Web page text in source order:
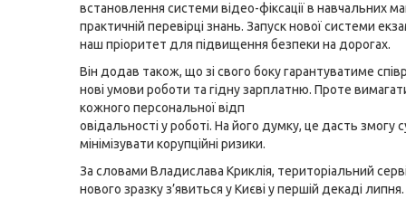
встановлення системи відео-фіксації в навчальних
практичній перевірці знань. Запуск нової системи
наш пріоритет для підвищення безпеки на дорогах.
Він додав також, що зі свого боку гарантуватиме
нові умови роботи та гідну зарплатню. Проте
кожного персональної відп
овідальності у роботі. На його думку, це дасть змогу
мінімізувати корупційні ризики.
За словами Владислава Криклія, територіальний
нового зразку з’явиться у Києві у першій декаді